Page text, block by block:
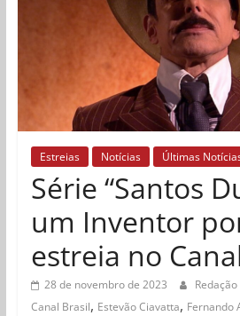
Estreias Notícias Últimas
Série “Santos
um Inventor
estreia no
28 de novembro de 2023 Redação
Canal Brasil, Estevão Ciavatta, Fernando